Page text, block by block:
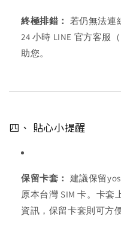
終極排錯： 若仍無法連
24 小時 LINE 官方客服
助您。
四、 貼心小提醒
保留卡套： 建議保留
原本台灣 SIM 卡。卡套
資訊，保留卡套則可方